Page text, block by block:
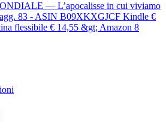
— L’apocalisse in cui viviamo
83 - ASIN B09XKXGJCF Kindle €
flessibile € 14,55 &gt; Amazon 8